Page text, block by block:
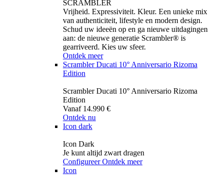
SCRAMBLER
Vrijheid. Expressiviteit. Kleur. Een unieke mix
van authenticiteit, lifestyle en modern design.
Schud uw ideeën op en ga nieuwe uitdagingen
aan: de nieuwe generatie Scrambler® is
gearriveerd. Kies uw sfeer.
Ontdek meer
Scrambler Ducati 10° Anniversario Rizoma
Edition
Scrambler Ducati 10° Anniversario Rizoma
Edition
Vanaf 14.990 €
Ontdek nu
Icon dark
Icon Dark
Je kunt altijd zwart dragen
Configureer Ontdek meer
Icon